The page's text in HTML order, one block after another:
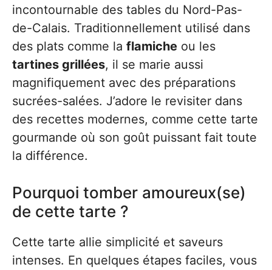
incontournable des tables du Nord-Pas-
de-Calais. Traditionnellement utilisé dans
des plats comme la flamiche ou les
tartines grillées, il se marie aussi
magnifiquement avec des préparations
sucrées-salées. J’adore le revisiter dans
des recettes modernes, comme cette tarte
gourmande où son goût puissant fait toute
la différence.
Pourquoi tomber amoureux(se)
de cette tarte ?
Cette tarte allie simplicité et saveurs
intenses. En quelques étapes faciles, vous